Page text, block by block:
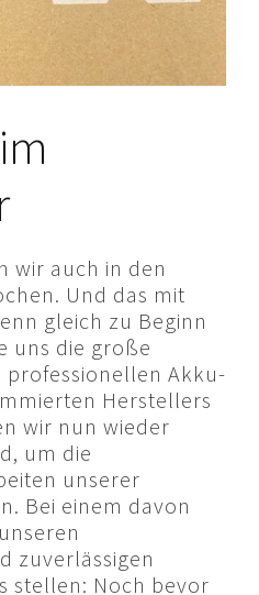
wir auch in den
Und das mit
gleich zu Beginn
uns die große
professionellen Akku-
Herstellers
wir nun wieder
um die
unserer
Bei einem davon
zuverlässigen
stellen: Noch bevor